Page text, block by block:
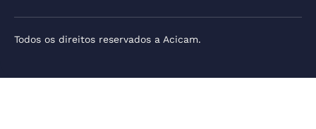
Todos os direitos reservados a Acicam.